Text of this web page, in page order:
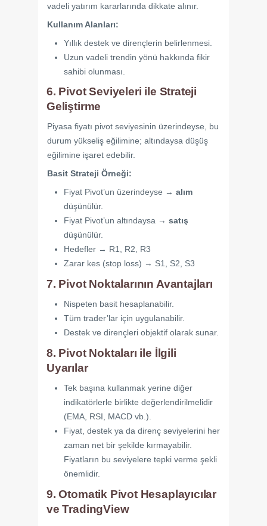
vadeli yatırım kararlarında dikkate alınır.
Kullanım Alanları:
Yıllık destek ve dirençlerin belirlenmesi.
Uzun vadeli trendin yönü hakkında fikir
sahibi olunması.
6. Pivot Seviyeleri ile Strateji
Geliştirme
Piyasa fiyatı pivot seviyesinin üzerindeyse, bu
durum yükseliş eğilimine; altındaysa düşüş
eğilimine işaret edebilir.
Basit Strateji Örneği:
Fiyat Pivot’un üzerindeyse → alım
düşünülür.
Fiyat Pivot’un altındaysa → satış
düşünülür.
Hedefler → R1, R2, R3
Zarar kes (stop loss) → S1, S2, S3
7. Pivot Noktalarının Avantajları
Nispeten basit hesaplanabilir.
Tüm trader’lar için uygulanabilir.
Destek ve dirençleri objektif olarak sunar.
8. Pivot Noktaları ile İlgili
Uyarılar
Tek başına kullanmak yerine diğer
indikatörlerle birlikte değerlendirilmelidir
(EMA, RSI, MACD vb.).
Fiyat, destek ya da direnç seviyelerini her
zaman net bir şekilde kırmayabilir.
Fiyatların bu seviyelere tepki verme şekli
önemlidir.
9. Otomatik Pivot Hesaplayıcılar
ve TradingView